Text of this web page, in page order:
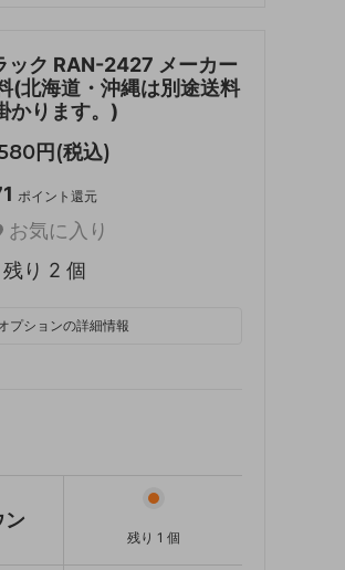
ック RAN-2427 メーカー
(北海道・沖縄は別途送料
かります。)
円(税込)
ポイント還元
お気に入り
残り 2 個
プションの詳細情報
在庫 0 個 売切れ中
ン
残り 1 個